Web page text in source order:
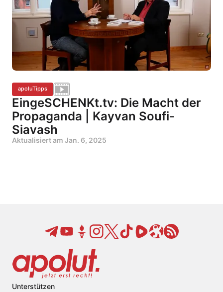
apoluTipps
EingeSCHENKt.tv: Die Macht der
Propaganda | Kayvan Soufi-
Siavash
Aktualisiert am Jan. 6, 2025
Unterstützen